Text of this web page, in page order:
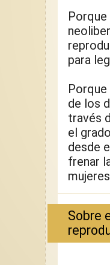
para
de los
través
el
desde
frenar
Sobre